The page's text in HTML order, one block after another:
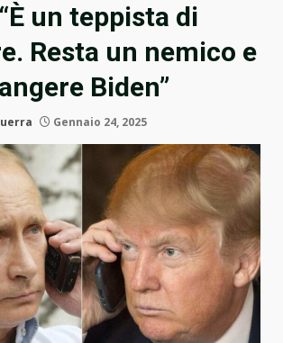
un teppista di
Resta un nemico e
Biden”
Gennaio 24, 2025